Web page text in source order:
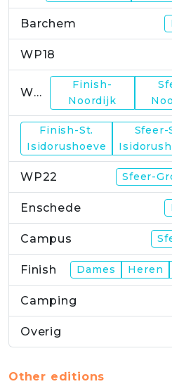
Barchem
WP18
WP19
Finish-
Noordijk
WP21
Finish-St.
Isidorushoeve
Sfeer-
WP22 Sfeer-
Enschede
Campus
Finish Dames Heren
Camping
Overig
Other editions